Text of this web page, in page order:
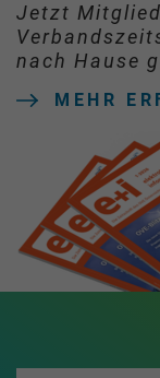
Jetzt
nach Hause
MEHR